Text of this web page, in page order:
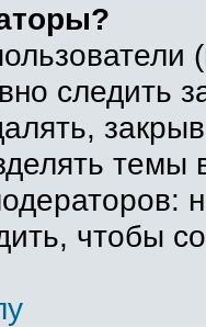
следить
темы
чтобы